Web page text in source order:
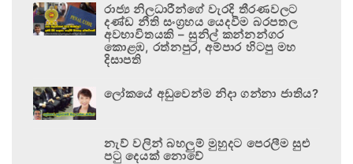
රාජ්‍ය නිලධාරීන්ගේ වැරදි තීරණවලට
දණ්ඩ නීති සංග්‍රහය යෙදවීම බරපතල
අවභාවිතයකි – සුනිල් කන්නන්ගර
කොළඹ, රත්නපුර, අම්පාර හිටපු මහ
දිසාපති
ලෝකයේ අඩුවෙන්ම නිදා ගන්නා ජාතිය?
නැව් වලින් බහලුම් මුහුදට පෙරලීම සුළු
පටු දෙයක් නොවේ